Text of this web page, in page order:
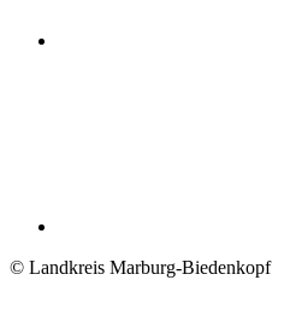
© Landkreis Marburg-Biedenkopf